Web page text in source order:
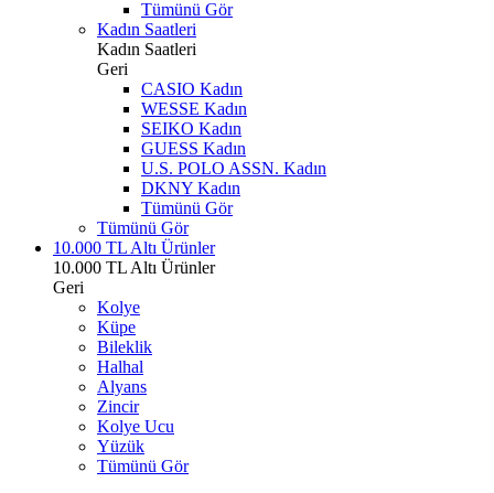
Tümünü Gör
Kadın Saatleri
Kadın Saatleri
Geri
CASIO Kadın
WESSE Kadın
SEIKO Kadın
GUESS Kadın
U.S. POLO ASSN. Kadın
DKNY Kadın
Tümünü Gör
Tümünü Gör
10.000 TL Altı Ürünler
10.000 TL Altı Ürünler
Geri
Kolye
Küpe
Bileklik
Halhal
Alyans
Zincir
Kolye Ucu
Yüzük
Tümünü Gör